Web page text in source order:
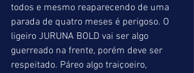
todos e mesmo reaparecendo de uma
parada de quatro meses é perigoso. O
ligeiro JURUNA BOLD vai ser algo
guerreado na frente, porém deve ser
respeitado. Páreo algo traiçoeiro,